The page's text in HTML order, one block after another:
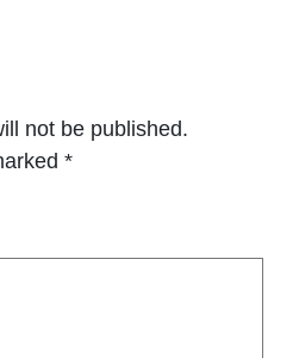
not be published.
*